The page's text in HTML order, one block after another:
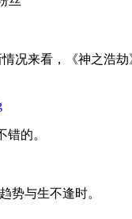
况来看，《神之浩
的。
势与生不逢时。